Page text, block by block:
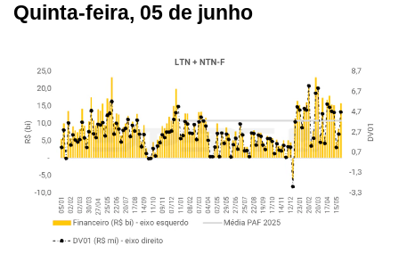
Quinta-feira, 05 de junho